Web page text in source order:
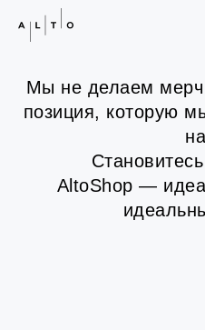
Мы не делаем мерч
позиция, которую
AltoShop —